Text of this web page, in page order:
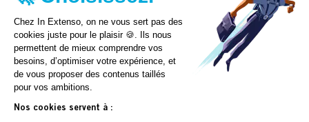
Chez In Extenso, on ne vous sert pas des
cookies juste pour le plaisir 🍪. Ils nous
permettent de mieux comprendre vos
besoins, d’optimiser votre expérience, et
de vous proposer des contenus taillés
pour vos ambitions.
Nos cookies servent à :